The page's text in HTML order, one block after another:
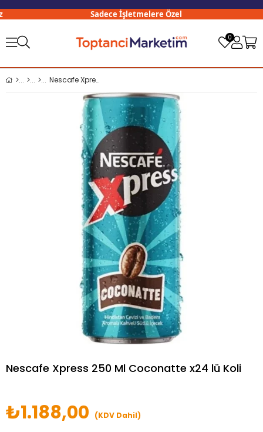
Sadece İşletmelere Özel
0
Nescafe Xpress 250 Ml Coconatte x24 lü Koli
Nescafe Xpress 250 Ml Coconatte x24 lü Koli
₺1.188,00 (KDV Dahil)